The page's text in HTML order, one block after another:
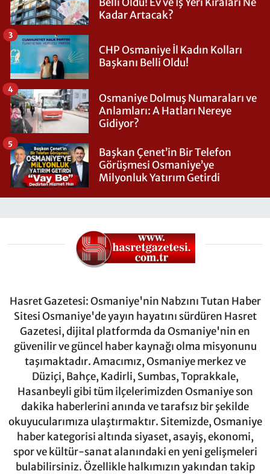
Kadar Artacak?
CHP Osmaniye İl Kadın Kolları
Başkanı Belli Oldu!
3
Osmaniye Dolmuş Numaraları ve
Anlamları: A Hatları Nereye
Gidiyor?
4
Başkan Çenet’in Bir Telefon
Görüşmesi Osmaniye’ye
Milyonluk Yatırım Getirdi
5
Hasret Gazetesi: Osmaniye'nin Nabzını Tutan Haber
Sitesi Osmaniye'de yayın hayatını sürdüren Hasret
Gazetesi, dijital platformda da Osmaniye'nin en
güvenilir ve güncel haber kaynağı olma misyonunu
taşımaktadır. Amacımız, Osmaniye merkez ve
Düziçi, Bahçe, Kadirli, Sumbas, Toprakkale,
Hasanbeyli gibi tüm ilçelerimizden Osmaniye son
dakika haberlerini anında ve tarafsız bir şekilde
okuyucularımıza ulaştırmaktır. Sitemizde, Osmaniye
haber kategorisi altında siyaset, asayiş, ekonomi,
spor ve kültür-sanat alanındaki en yeni gelişmeleri
bulabilirsiniz. Özellikle halkımızın yakından takip